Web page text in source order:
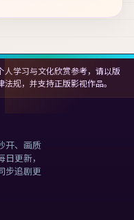
人学习与文化欣赏参考，请以版
规，并支持正版影视作品。
开、画质
日更新，
步追剧更